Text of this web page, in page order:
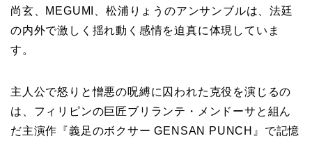
尚玄、MEGUMI、松浦りょうのアンサンブルは、法廷
の内外で激しく揺れ動く感情を迫真に体現していま
す。
主人公で怒りと憎悪の呪縛に囚われた克役を演じるの
は、フィリピンの巨匠ブリランテ・メンドーサと組ん
だ主演作『義足のボクサー GENSAN PUNCH』で記憶